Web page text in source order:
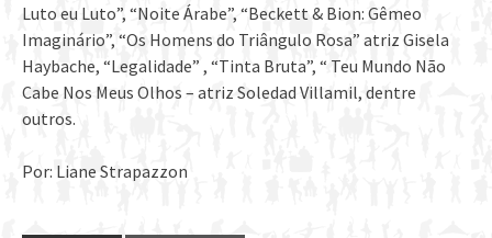
Luto eu Luto”, “Noite Árabe”, “Beckett & Bion: Gêmeo
Imaginário”, “Os Homens do Triângulo Rosa” atriz Gisela
Haybache, “Legalidade” , “Tinta Bruta”, “ Teu Mundo Não
Cabe Nos Meus Olhos – atriz Soledad Villamil, dentre
outros.
Por: Liane Strapazzon